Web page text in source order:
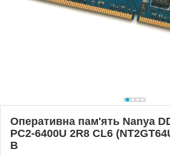
Оперативна пам'ять Nanya
PC2-6400U 2R8 CL6
В